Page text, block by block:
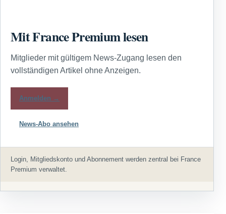
Mit France Premium lesen
Mitglieder mit gültigem News-Zugang lesen den
vollständigen Artikel ohne Anzeigen.
Anmelden →
News-Abo ansehen
Login, Mitgliedskonto und Abonnement werden zentral bei France
Premium verwaltet.